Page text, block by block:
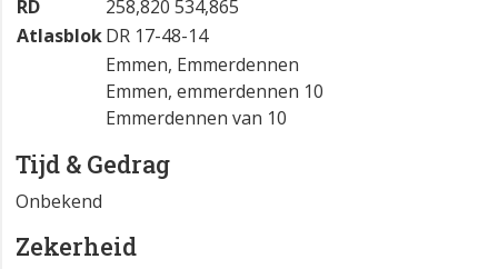
RD
258,820 534,865
AtlasblokDR 17-48-14
Emmen, Emmerdennen
Emmen, emmerdennen 10
Emmerdennen van 10
Tijd & Gedrag
Onbekend
Zekerheid